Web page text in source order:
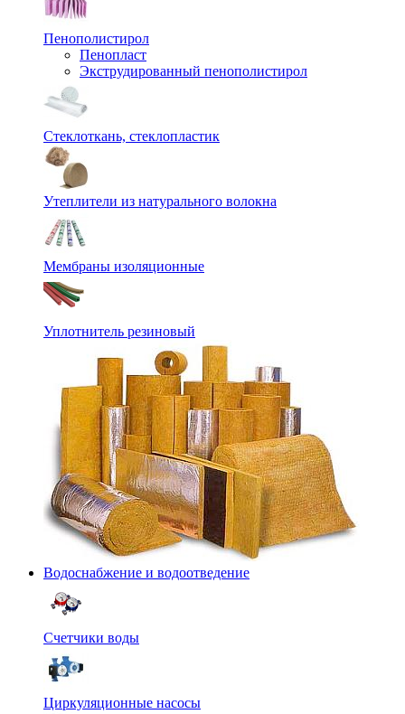
Пенополистирол
Пенопласт
Экструдированный пенополистирол
Стеклоткань, стеклопластик
Утеплители из натурального волокна
Мембраны изоляционные
Уплотнитель резиновый
Водоснабжение и водоотведение
Счетчики воды
Циркуляционные насосы